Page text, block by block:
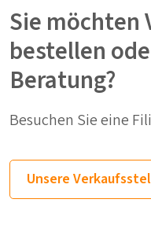
Sie möchten
bestellen
Beratung?
Besuchen Sie eine
Unsere